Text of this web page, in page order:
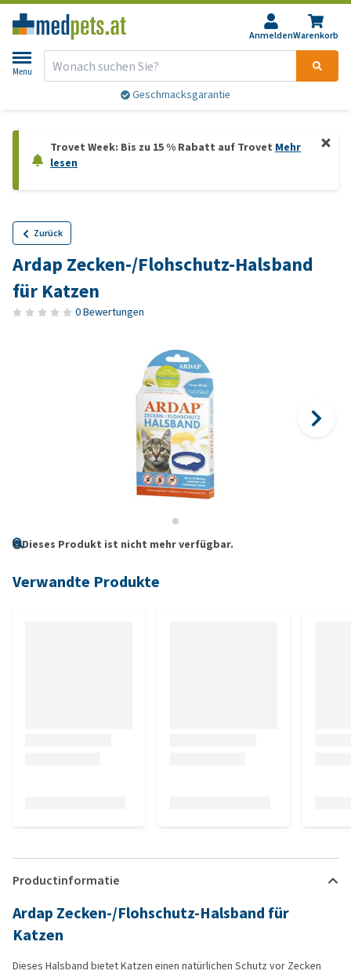
AnmeldenWarenkorb
Menu
Geschmacksgarantie
Trovet Week: Bis zu 15 % Rabatt auf Trovet Mehr
lesen
Zurück
Ardap Zecken-/Flohschutz-Halsband
für Katzen
0 Bewertungen
Dieses Produkt ist nicht mehr verfügbar.
Verwandte Produkte
Productinformatie
Ardap Zecken-/Flohschutz-Halsband für
Katzen
Dieses Halsband bietet Katzen einen natürlichen Schutz vor Zecken